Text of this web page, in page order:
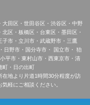
田区・世田谷区・渋谷区・中野
区・板橋区・台東区・墨田区・
市・立川市・武蔵野市・三鷹
日野市・国分寺市・ 国立市・ 狛
平市・東村山市・西東京市・清
・日の出町
地より片道1時間30分程度が訪
軽にご相談ください。